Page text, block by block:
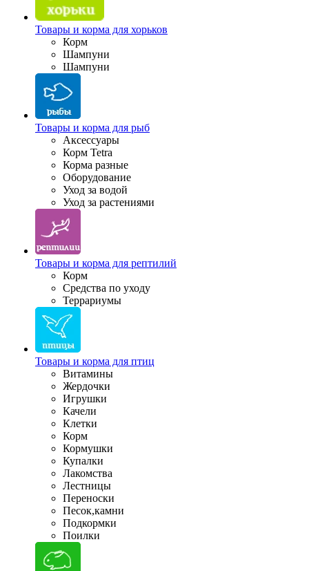
Товары и корма для хорьков
Корм
Шампуни
Шампуни
Товары и корма для рыб
Аксессуары
Корм Tetra
Корма разные
Оборудование
Уход за водой
Уход за растениями
Товары и корма для рептилий
Корм
Средства по уходу
Террариумы
Товары и корма для птиц
Витамины
Жердочки
Игрушки
Качели
Клетки
Корм
Кормушки
Купалки
Лакомства
Лестницы
Переноски
Песок,камни
Подкормки
Поилки